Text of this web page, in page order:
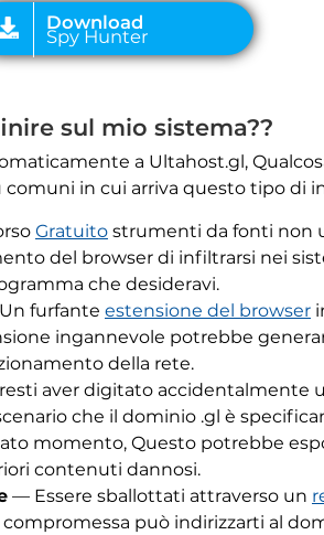
sul mio sistema??
a Ultahost.gl,
in cui arriva questo tipo di
Gratuito strumenti da fonti non
del browser di infiltrarsi nei
che desideravi.
furfante estensione del browser
ingannevole potrebbe
della rete.
aver digitato accidentalmente
che il dominio .gl è
momento, Questo potrebbe
contenuti dannosi.
— Essere sballottati attraverso un
può indirizzarti al